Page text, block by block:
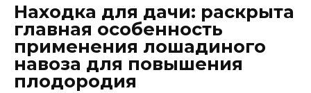
Находка для дачи: раскрыта
главная особенность
применения лошадиного
навоза для повышения
плодородия